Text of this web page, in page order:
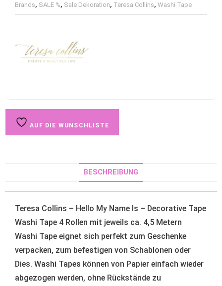
Brands, SALE %, Sale Dekoration, Teresa Collins, Washi Tape
AUF DIE WUNSCHLISTE
BESCHREIBUNG
Teresa Collins – Hello My Name Is – Decorative Tape
Washi Tape 4 Rollen mit jeweils ca. 4,5 Metern
Washi Tape eignet sich perfekt zum Geschenke
verpacken, zum befestigen von Schablonen oder
Dies. Washi Tapes können von Papier einfach wieder
abgezogen werden, ohne Rückstände zu